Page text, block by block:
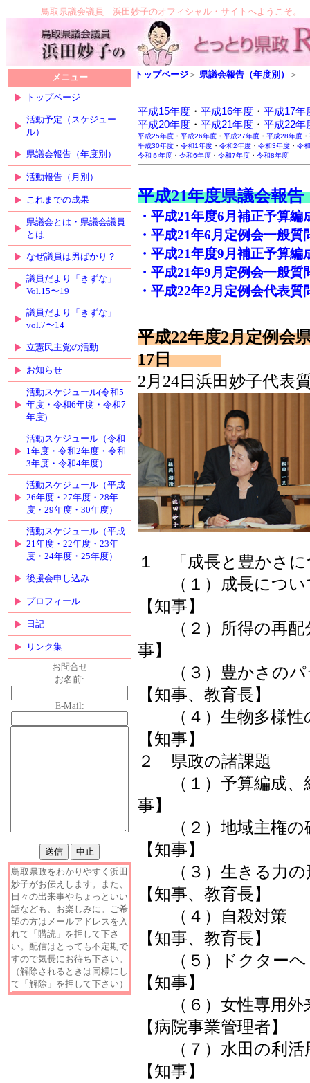
鳥取県議会議員 浜田妙子のオフィシャル・サイトへようこそ。
メニュー
トップページ
活動予定（スケジュー
ル）
県議会報告（年度別）
活動報告（月別）
これまでの成果
県議会とは・県議会議員
とは
なぜ議員は男ばかり？
議員だより「きずな」
Vol.15〜19
議員だより「きずな」
vol.7〜14
立憲民主党の活動
お知らせ
活動スケジュール(令和5
年度・令和6年度・令和7
年度)
活動スケジュール（令和
1年度・令和2年度・令和
3年度・令和4年度）
活動スケジュール（平成
26年度・27年度・28年
度・29年度・30年度）
活動スケジュール（平成
21年度・22年度・23年
度・24年度・25年度）
後援会申し込み
プロフィール
日記
リンク集
お問合せ
お名前:
E-Mail:
鳥取県政をわかりやすく浜田
妙子がお伝えします。また、
日々の出来事やちょっといい
話なども、お楽しみに。ご希
望の方はメールアドレスを入
れて「購読」を押して下さ
い。配信はとっても不定期で
すので気長にお待ち下さい。
（解除されるときは同様にし
て「解除」を押して下さい）
トップページ ＞ 県議会報告（年度別） ＞
平成15年度 ・ 平成16年度 ・ 平成17年
平成20年度 ・ 平成21年度 ・ 平成22年
平成25年度 ・ 平成26年度 ・ 平成27年度 ・ 平成28年度 ・
平成30年度 ・ 令和1年度 ・ 令和2年度 ・ 令和3年度 ・ 令
令和５年度 ・ 令和6年度 ・ 令和7年度 ・ 令和8年度
平成21年度県議会
・ 平成21年度6月補正予算編
・平成21年6月定例会一般質
・ 平成21年度9月補正予算編
・平成21年9月定例会一般質
・平成22年2月定例会代表質
平成22年度2月定例
17日
2月24日浜田妙子代表
１ 「成長と豊かさに
（１）成
【知事】
（２）所得の再
事】
（３）豊かさ
【知事、教育長】
（４）生
【知事】
２ 県政の諸課題
（１）予算編成、
事】
（２）地域
【知事】
（３）
【知事、教育長】
（４
【知事、教育長】
（５）ドクタ
【知事】
（６）
【病院事業管理者】
（７）
【知事】